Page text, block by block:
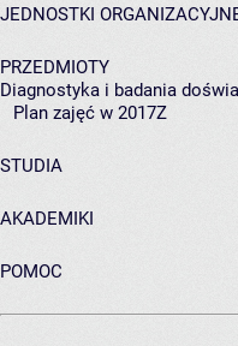
JEDNOSTKI
PRZEDMIOTY
Diagnostyka i badania
Plan zajęć w 2017Z
STUDIA
AKADEMIKI
POMOC